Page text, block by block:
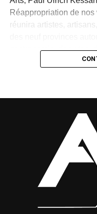
Réappropriation de
réunira artistes,
gastronomie, des rites,
n’avait plus été
apparaît donc comme
selon le ministre.
Mais cette renaissance
cultures redeviendra-t-
restera-t-elle une